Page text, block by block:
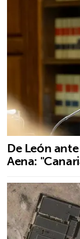
De León
Aena: